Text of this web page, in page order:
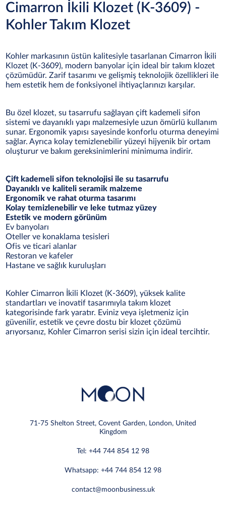
Cimarron İkili Klozet (K-3609) -
Kohler Takım Klozet
Kohler markasının üstün kalitesiyle tasarlanan Cimarron İkili
Klozet (K-3609), modern banyolar için ideal bir takım klozet
çözümüdür. Zarif tasarımı ve gelişmiş teknolojik özellikleri ile
hem estetik hem de fonksiyonel ihtiyaçlarınızı karşılar.
Bu özel klozet, su tasarrufu sağlayan çift kademeli sifon
sistemi ve dayanıklı yapı malzemesiyle uzun ömürlü kullanım
sunar. Ergonomik yapısı sayesinde konforlu oturma deneyimi
sağlar. Ayrıca kolay temizlenebilir yüzeyi hijyenik bir ortam
oluşturur ve bakım gereksinimlerini minimuma indirir.
Çift kademeli sifon teknolojisi ile su tasarrufu
Dayanıklı ve kaliteli seramik malzeme
Ergonomik ve rahat oturma tasarımı
Kolay temizlenebilir ve leke tutmaz yüzey
Estetik ve modern görünüm
Ev banyoları
Oteller ve konaklama tesisleri
Ofis ve ticari alanlar
Restoran ve kafeler
Hastane ve sağlık kuruluşları
Kohler Cimarron İkili Klozet (K-3609), yüksek kalite
standartları ve inovatif tasarımıyla takım klozet
kategorisinde fark yaratır. Eviniz veya işletmeniz için
güvenilir, estetik ve çevre dostu bir klozet çözümü
arıyorsanız, Kohler Cimarron serisi sizin için ideal tercihtir.
71-75 Shelton Street, Covent Garden, London, United
Kingdom
Tel: +44 744 854 12 98
Whatsapp: +44 744 854 12 98
contact@moonbusiness.uk